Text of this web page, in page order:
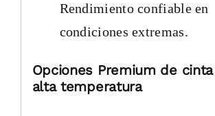
Rendimiento confiable en
condiciones extremas.
Opciones Premium de cinta
alta temperatura